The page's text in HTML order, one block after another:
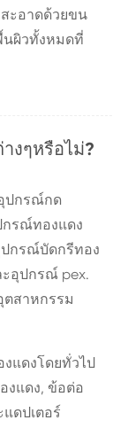
ะอาดด้วยขน
นผิวทั้งหมดที่
งๆหรือไม่?
ปกรณ์กด
รณ์ทองแดง
ปกรณ์บัดกรีทอง
ะอุปกรณ์ pex.
สาหกรรม
แดงโดยทั่วไป
งแดง, ข้อต่อ
ดปเตอร์